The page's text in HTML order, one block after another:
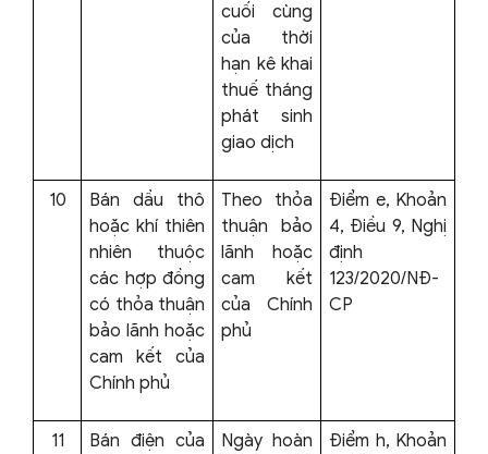
cuối cùng
của thời
hạn kê khai
thuế tháng
phát sinh
giao dịch
10
Bán dầu thô
hoặc khí thiên
nhiên thuộc
các hợp đồng
có thỏa thuận
bảo lãnh hoặc
cam kết của
Chính phủ
Theo thỏa
thuận bảo
lãnh hoặc
cam kết
của Chính
phủ
Điểm e, Khoản
4, Điều 9, Nghị
định
123/2020/NĐ-
CP
11
Bán điện của
Ngày hoàn
Điểm h, Khoản